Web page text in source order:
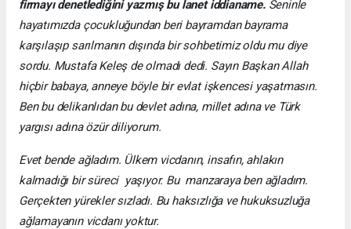
firmayı denetlediğini yazmış bu lanet iddianame.Seninle
hayatımızda çocukluğundan beri bayramdan bayrama
karşılaşıp sarılmanın dışında bir sohbetimiz oldu mu diye
sordu. Mustafa Keleş de olmadı dedi. Sayın Başkan Allah
hiçbir babaya, anneye böyle bir evlat işkencesi yaşatmasın.
Ben bu delikanlıdan bu devlet adına, millet adına ve Türk
yargısı adına özür diliyorum.
Evet bende ağladım. Ülkem vicdanın, insafın, ahlakın
kalmadığı bir süreci yaşıyor. Bu manzaraya ben ağladım.
Gerçekten yürekler sızladı. Bu haksızlığa ve hukuksuzluğa
ağlamayanın vicdanı yoktur.